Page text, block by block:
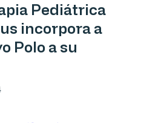
Pediátrica
incorpora a
Polo a su